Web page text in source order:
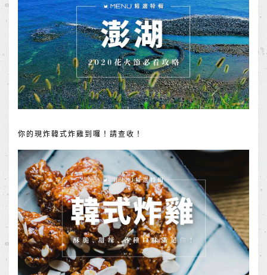
你的現炸韓式炸雞到囉！請查收！